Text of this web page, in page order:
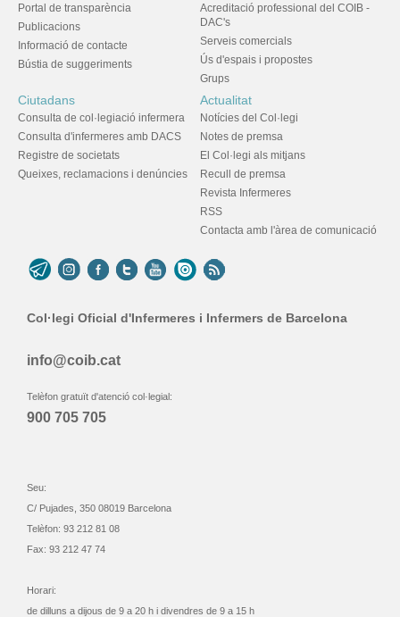
Portal de transparència
Publicacions
Informació de contacte
Bústia de suggeriments
Acreditació professional del COIB -
DAC's
Serveis comercials
Ús d'espais i propostes
Grups
Ciutadans
Consulta de col·legiació infermera
Consulta d'infermeres amb DACS
Registre de societats
Queixes, reclamacions i denúncies
Actualitat
Notícies del Col·legi
Notes de premsa
El Col·legi als mitjans
Recull de premsa
Revista Infermeres
RSS
Contacta amb l'àrea de comunicació
Col·legi Oficial d'Infermeres i Infermers de Barcelona
info@coib.cat
Telèfon gratuït d'atenció col·legial:
900 705 705
Seu:
C/ Pujades, 350 08019 Barcelona
Telèfon: 93 212 81 08
Fax: 93 212 47 74
Horari:
de dilluns a dijous de 9 a 20 h i divendres de 9 a 15 h